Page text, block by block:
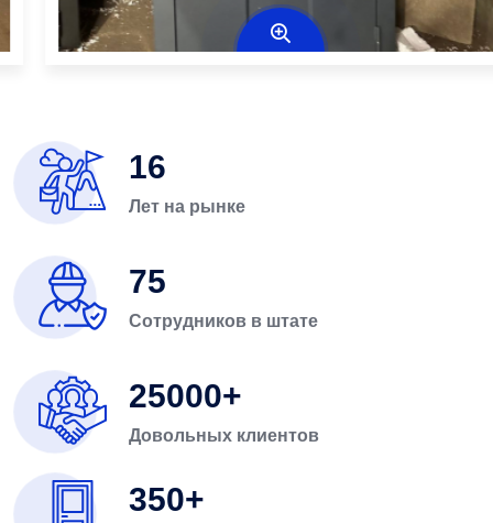
16
Лет на рынке
75
Сотрудников в штате
25000
Довольных клиентов
350